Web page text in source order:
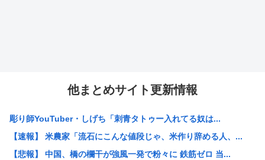
他まとめサイト更新情報
彫り師YouTuber・しげち「刺青タトゥー入れてる奴は...
【速報】 米農家「流石にこんな値段じゃ、米作り辞める人、...
【悲報】 中国、橋の欄干が強風一発で粉々に 鉄筋ゼロ 当...